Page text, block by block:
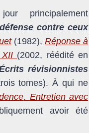
principalement
contre ceux
(1982), Réponse à
(2002, réédité en
révisionnistes
tomes). À qui ne
. Entretien avec
avoir été